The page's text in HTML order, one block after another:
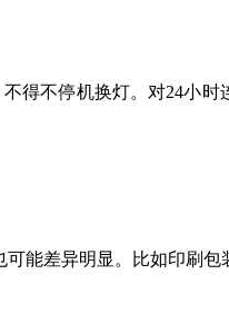
得不停机换灯。对24小时
能差异明显。比如印刷包